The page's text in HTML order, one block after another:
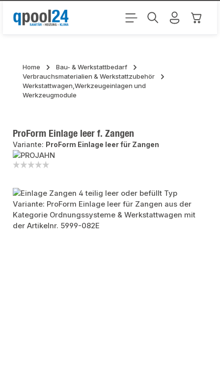
Zum Hauptinhalt springen
Home
Bau- & Werkstattbedarf
Verbrauchsmaterialien & Werkstattzubehör
Werkstattwagen,Werkzeugeinlagen und
Werkzeugmodule
ProForm Einlage leer f. Zangen
Variante: ProForm Einlage leer für Zangen
Bildergalerie überspringen